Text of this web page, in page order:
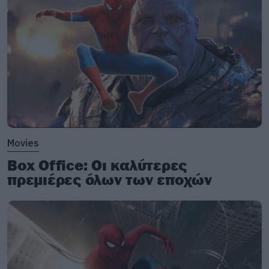
ότι η κοπέλα έπαθε πνευμονία. Η απάντηση
κρύβεται στο διήγημα που μπορείτε να
διαβάσετε ολόκληρο
εδώ.
Interesting Facts για το
Movies
Box Office: Οι καλύτερες
πρεμιέρες όλων των εποχών